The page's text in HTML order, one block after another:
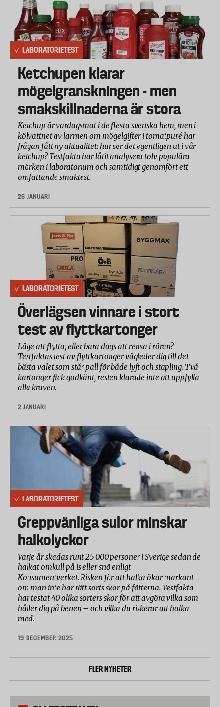
LABORATORIETEST
Ketchupen klarar
mögelgranskningen - men
smakskillnaderna är stora
Ketchup är vardagsmat i de flesta svenska hem, men i
kölvattnet av larmen om mögelgifter i tomatpuré har
frågan fått ny aktualitet: hur ser det egentligen ut i vår
ketchup? Testfakta har låtit analysera tolv populära
märken i laboratorium och samtidigt genomfört ett
omfattande smaktest.
26 JANUARI
LABORATORIETEST
Överlägsen vinnare i stort
test av flyttkartonger
Läge att flytta, eller bara dags att rensa i röran?
Testfaktas test av flyttkartonger vägleder dig till det
bästa valet som står pall för både lyft och stapling. Två
kartonger fick godkänt, resten klarade inte att uppfylla
alla kraven.
2 JANUARI
LABORATORIETEST
Greppvänliga sulor minskar
halkolyckor
Varje år skadas runt 25 000 personer i Sverige sedan de
halkat omkull på is eller snö enligt
Konsumentverket. Risken för att halka ökar markant
om man inte har rätt sorts skor på fötterna. Testfakta
har testat 40 olika sorters skor för att avgöra vilka som
håller dig på benen – och vilka du riskerar att halka
med.
19 DECEMBER 2025
FLER NYHETER